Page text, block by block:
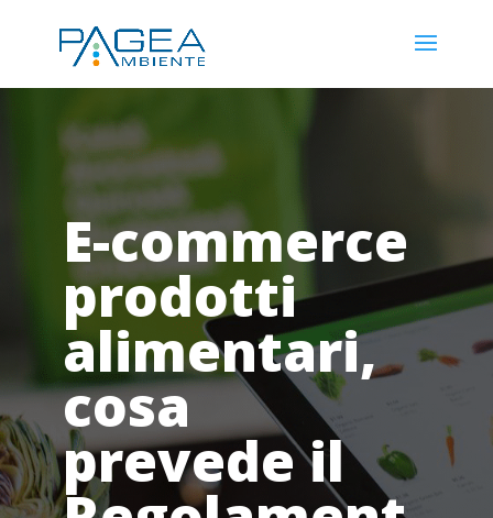
E-commerce
prodotti
alimentari,
cosa
prevede il